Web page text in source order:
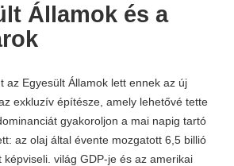
Államok és a
az Egyesült Államok lett ennek az új
exkluzív építésze, amely lehetővé tette
gyakoroljon a mai napig tartó
az olaj által évente mozgatott 6,5 billió
világ GDP-je és az amerikai